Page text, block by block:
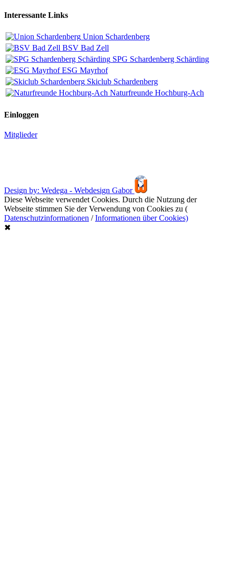
Interessante Links
Union Schardenberg
BSV Bad Zell
SPG Schardenberg Schärding
ESG Mayrhof
Skiclub Schardenberg
Naturfreunde Hochburg-Ach
Einloggen
Mitglieder
Design by: Wedega - Webdesign Gabor
Diese Webseite verwendet Cookies. Durch die Nutzung der
Webseite stimmen Sie der Verwendung von Cookies zu (
Datenschutzinformationen /Informationen über Cookies)
✖